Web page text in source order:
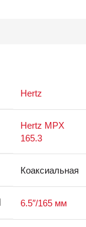
Hertz
Hertz MPX
165.3
Коаксиальная
6.5″/165 мм